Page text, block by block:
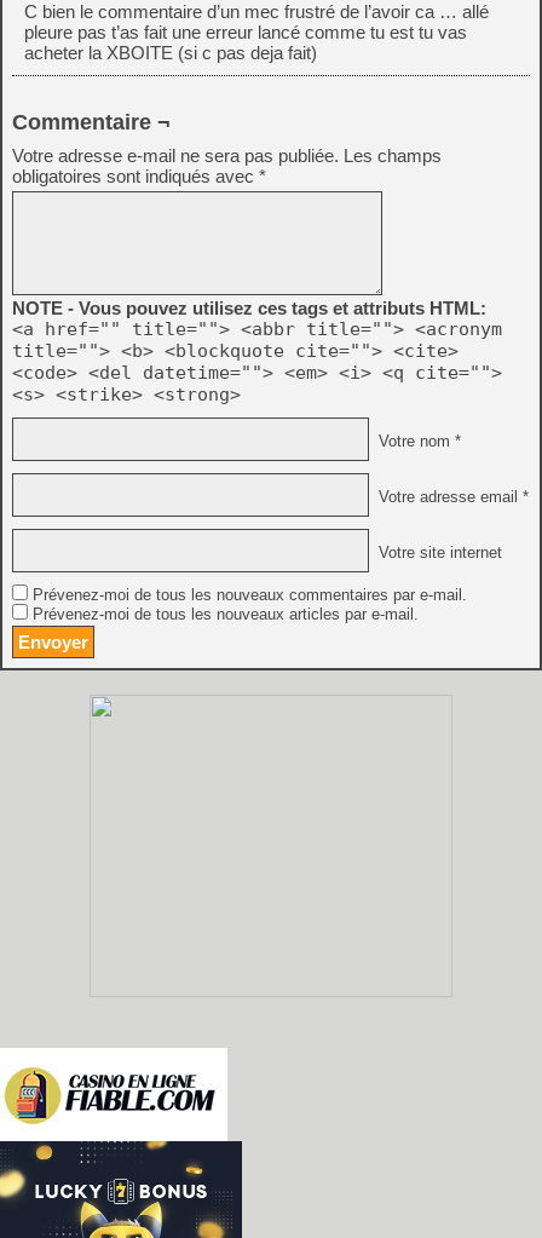
C bien le commentaire d’un mec frustré de l’avoir ca … allé
pleure pas t’as fait une erreur lancé comme tu est tu vas
acheter la XBOITE (si c pas deja fait)
Commentaire ¬
Votre adresse e-mail ne sera pas publiée. Les champs
obligatoires sont indiqués avec *
NOTE - Vous pouvez utilisez ces tags et attributs HTML:
<a href="" title=""> <abbr title=""> <acronym
title=""> <b> <blockquote cite=""> <cite>
<code> <del datetime=""> <em> <i> <q cite="">
<s> <strike> <strong>
Votre nom *
Votre adresse email *
Votre site internet
Prévenez-moi de tous les nouveaux commentaires par e-mail.
Prévenez-moi de tous les nouveaux articles par e-mail.